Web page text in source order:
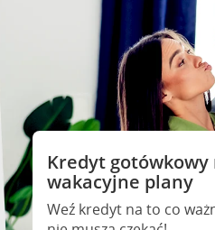
Kredyt gotówkowy
wakacyjne plany
Weź kredyt na to co